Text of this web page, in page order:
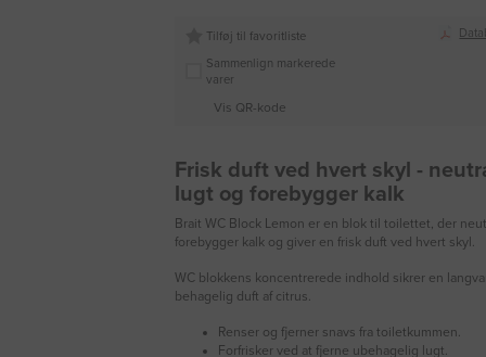
Tilføj til favoritliste
Sammenlign markerede
varer
Vis QR-kode
Frisk duft ved hvert skyl -
lugt og forebygger kalk
Brait WC Block Lemon er en blok til toilettet, der
forebygger kalk og giver en frisk duft ved hvert skyl.
WC blokkens koncentrerede indhold sikrer en
behagelig duft af citrus.
Renser og fjerner snavs fra toiletkummen.
Forfrisker ved at fjerne ubehagelig lugt.